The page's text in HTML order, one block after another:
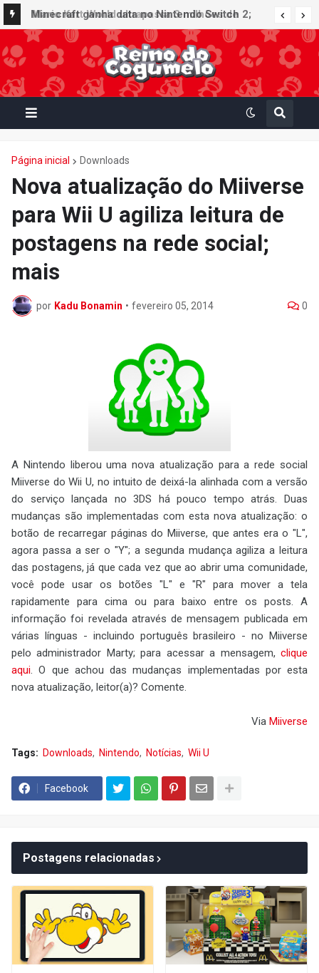
Minecraft ganha data no Nintendo Switch 2;
Super Mario Mash-Up receberá atualização
gráfica exclusiva
Página inicial Downloads
Nova atualização do Miiverse
para Wii U agiliza leitura de
postagens na rede social;
mais
por Kadu Bonamin • fevereiro 05, 2014 0
A Nintendo liberou uma nova atualização para a rede social
Miiverse do Wii U, no intuito de deixá-la alinhada com a versão
do serviço lançada no 3DS há pouco tempo atrás. Duas
mudanças são implementadas com esta nova atualização: o
botão de recarregar páginas do Miiverse, que antes era o "L",
agora passa a ser o "Y"; a segunda mudança agiliza a leitura
das postagens, já que cada vez que ao abrir uma comunidade,
você pode usar os botões "L" e "R" para mover a tela
rapidamente para cima ou para baixo entre os posts. A
informação foi revelada através de mensagem publicada em
várias línguas - incluindo português brasileiro - no Miiverse
pelo administrador Marty; para acessar a mensagem, clique
aqui. O que achou das mudanças implementadas por esta
nova atualização, leitor(a)? Comente.
Via Miiverse
Tags: Downloads Nintendo Notícias Wii U
Facebook
Postagens relacionadas